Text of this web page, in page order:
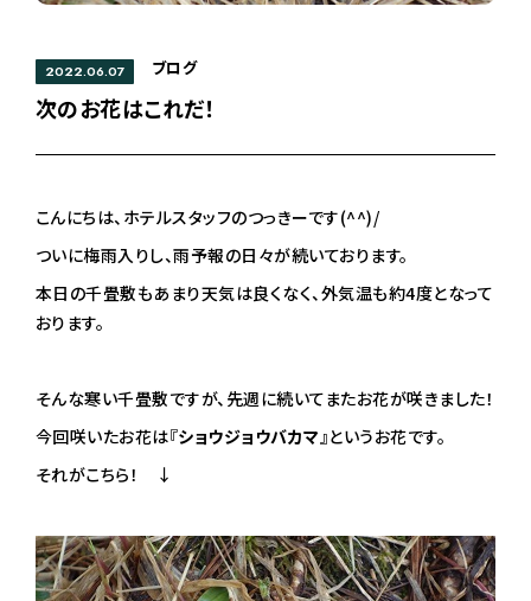
2022.06.07 ブログ
次のお花はこれだ！
こんにちは、ホテルスタッフのつっきーです(^^)/
ついに梅雨入りし、雨予報の日々が続いております。
本日の千畳敷もあまり天気は良くなく、外気温も約4度となって
おります。
そんな寒い千畳敷ですが、先週に続いてまたお花が咲きました！
今回咲いたお花は『ショウジョウバカマ 』というお花です。
それがこちら！ ↓